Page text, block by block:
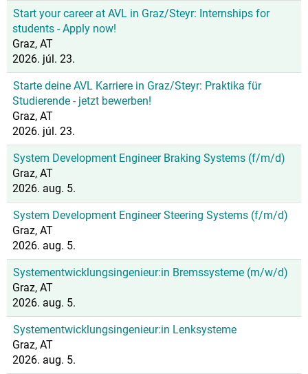
Start your career at AVL in Graz/Steyr: Internships for
students - Apply now!
Graz, AT
2026. júl. 23.
Starte deine AVL Karriere in Graz/Steyr: Praktika für
Studierende - jetzt bewerben!
Graz, AT
2026. júl. 23.
System Development Engineer Braking Systems (f/m/d)
Graz, AT
2026. aug. 5.
System Development Engineer Steering Systems (f/m/d)
Graz, AT
2026. aug. 5.
Systementwicklungsingenieur:in Bremssysteme (m/w/d)
Graz, AT
2026. aug. 5.
Systementwicklungsingenieur:in Lenksysteme
Graz, AT
2026. aug. 5.